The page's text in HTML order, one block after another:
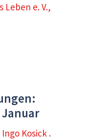
Leben e. V.,
Januar
Ingo Kosick .